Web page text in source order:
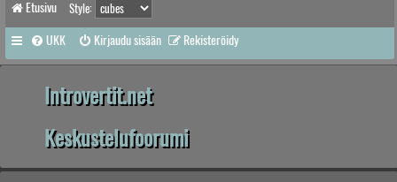
Etusivu Style:
UKK Kirjaudu sisään Rekisteröidy
Introvertit.net
Keskustelufoorumi